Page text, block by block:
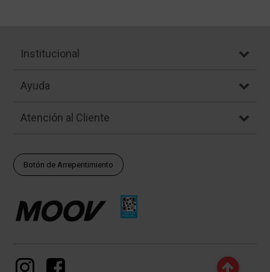
Institucional
Ayuda
Atención al Cliente
Botón de Arrepentimiento